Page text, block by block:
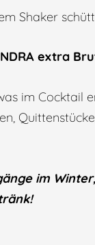
Shaker
extra
im Cocktail
im